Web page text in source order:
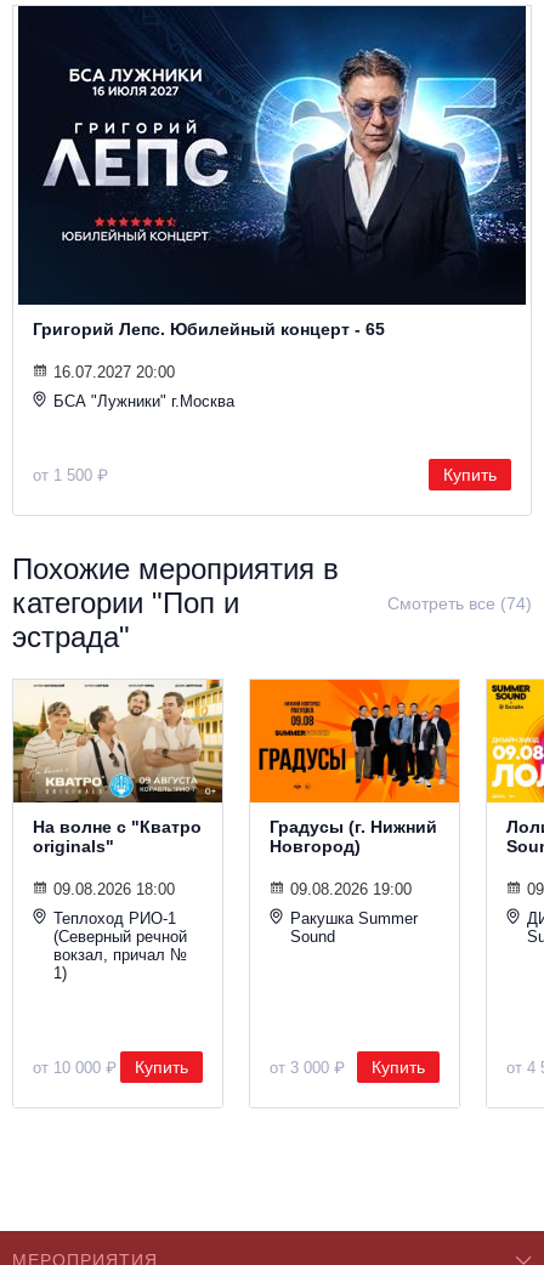
Этно, фолк, кантри
Рок
Шансон, романс, авторская песня
Металл
Музыкальный спектакль
Спектакль
Иммерсивный спектакль
Григорий Лепс. Юбилейный концерт - 65
16.07.2027 20:00
БСА "Лужники" г.Москва
от 1 500 ₽ Купить
Похожие мероприятия в
категории "Поп и
эстрада"
Смотреть все (74)
На волне с "Кватро
originals"
09.08.2026 18:00
Теплоход РИО-1
(Северный речной
вокзал, причал №
1)
от 10 000 ₽ Купить
Градусы (г. Нижний
Новгород)
09.08.2026 19:00
Ракушка Summer
Sound
от 3 000 ₽ Купить от 4
МЕРОПРИЯТИЯ